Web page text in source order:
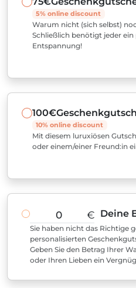
5% online discount
Warum nicht (sich selbst)
Schließlich benötigt jeder
Entspannung!
100€
10% online discount
Mit diesem luruxiösen
oder einem/einer Freund:in
€ Deine
Sie haben nicht das Richtige
personalisierten
Geben Sie den Betrag Ihrer
oder Ihren Lieben ein